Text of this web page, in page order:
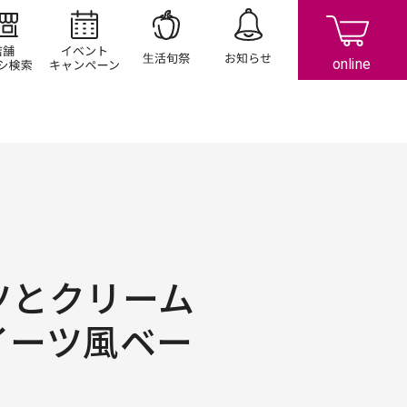
店舗/チラシ検索イベント/キャンペーン
生活旬祭 お知らせ
クリーム
ツ風ベー